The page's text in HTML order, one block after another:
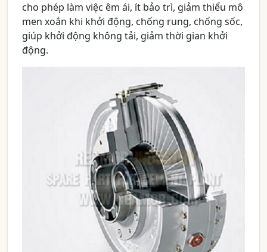
cho phép làm việc êm ái, ít bảo trì, giảm thiểu mô
men xoắn khi khởi động, chống rung, chống sốc,
giúp khởi động không tải, giảm thời gian khởi
động.